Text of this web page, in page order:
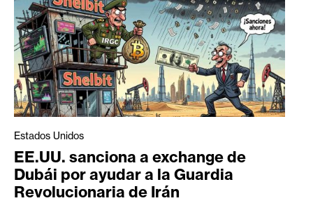
Estados Unidos
EE.UU. sanciona a exchange de
Dubái por ayudar a la Guardia
Revolucionaria de Irán